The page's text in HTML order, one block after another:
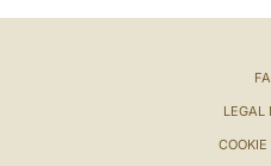
LEGAL
COOKIE